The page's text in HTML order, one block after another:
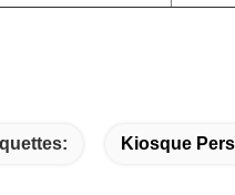
Kiosque